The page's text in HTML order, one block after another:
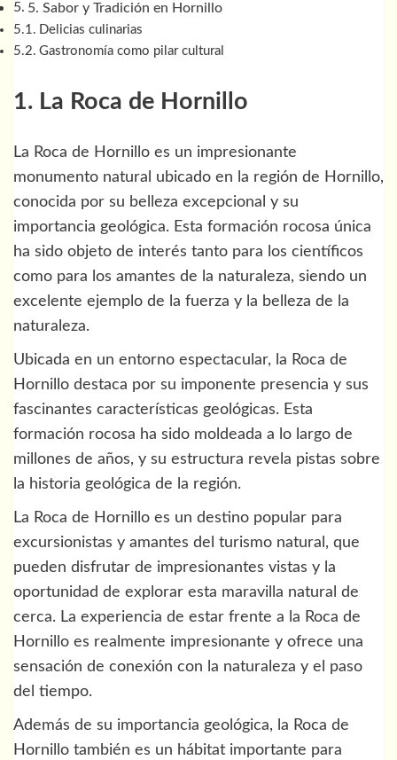
5. Sabor y Tradición en Hornillo
Delicias culinarias
Gastronomía como pilar cultural
1. La Roca de Hornillo
La Roca de Hornillo es un impresionante
monumento natural ubicado en la región de Hornillo,
conocida por su belleza excepcional y su
importancia geológica. Esta formación rocosa única
ha sido objeto de interés tanto para los científicos
como para los amantes de la naturaleza, siendo un
excelente ejemplo de la fuerza y la belleza de la
naturaleza.
Ubicada en un entorno espectacular, la Roca de
Hornillo destaca por su imponente presencia y sus
fascinantes características geológicas. Esta
formación rocosa ha sido moldeada a lo largo de
millones de años, y su estructura revela pistas sobre
la historia geológica de la región.
La Roca de Hornillo es un destino popular para
excursionistas y amantes del turismo natural, que
pueden disfrutar de impresionantes vistas y la
oportunidad de explorar esta maravilla natural de
cerca. La experiencia de estar frente a la Roca de
Hornillo es realmente impresionante y ofrece una
sensación de conexión con la naturaleza y el paso
del tiempo.
Además de su importancia geológica, la Roca de
Hornillo también es un hábitat importante para